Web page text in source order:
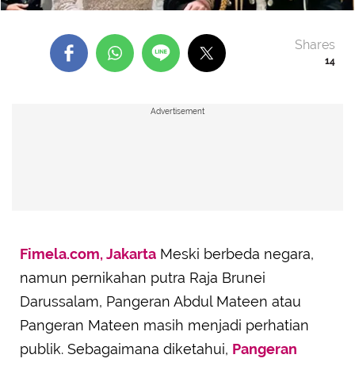
14
Shares
Advertisement
Fimela.com, Jakarta Meski berbeda negara,
namun pernikahan putra Raja Brunei
Darussalam, Pangeran Abdul Mateen atau
Pangeran Mateen masih menjadi perhatian
publik. Sebagaimana diketahui, Pangeran